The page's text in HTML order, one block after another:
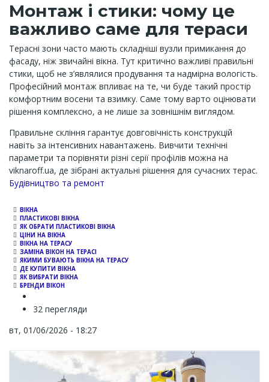
Монтаж і стики: чому це
важливо саме для тераси
Терасні зони часто мають складніші вузли примикання до
фасаду, ніж звичайні вікна. Тут критично важливі правильні
стики, щоб не з’являлися продування та надмірна вологість.
Професійний монтаж впливає на те, чи буде такий простір
комфортним восени та взимку. Саме тому варто оцінювати
рішення комплексно, а не лише за зовнішнім виглядом.
Правильне скління гарантує довговічність конструкцій
навіть за інтенсивних навантажень. Вивчити технічні
параметри та порівняти різні серії профілів можна на
viknaroff.ua, де зібрані актуальні рішення для сучасних терас.
Channel
Будівництво та ремонт
ВІКНА
ПЛАСТИКОВІ ВІКНА
ЯК ОБРАТИ ПЛАСТИКОВІ ВІКНА
ЦІНИ НА ВІКНА
ВІКНА НА ТЕРАСУ
ЗАМІНА ВІКОН НА ТЕРАСІ
ЯКИМИ БУВАЮТЬ ВІКНА НА ТЕРАСУ
ДЕ КУПИТИ ВІКНА
ЯК ВИБРАТИ ВІКНА
БРЕНДИ ВІКОН
32 перегляди
вт, 01/06/2026 - 18:27